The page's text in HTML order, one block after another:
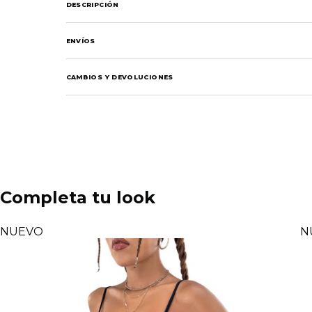
DESCRIPCIÓN
ENVÍOS
CAMBIOS Y DEVOLUCIONES
Completa tu look
NUEVO